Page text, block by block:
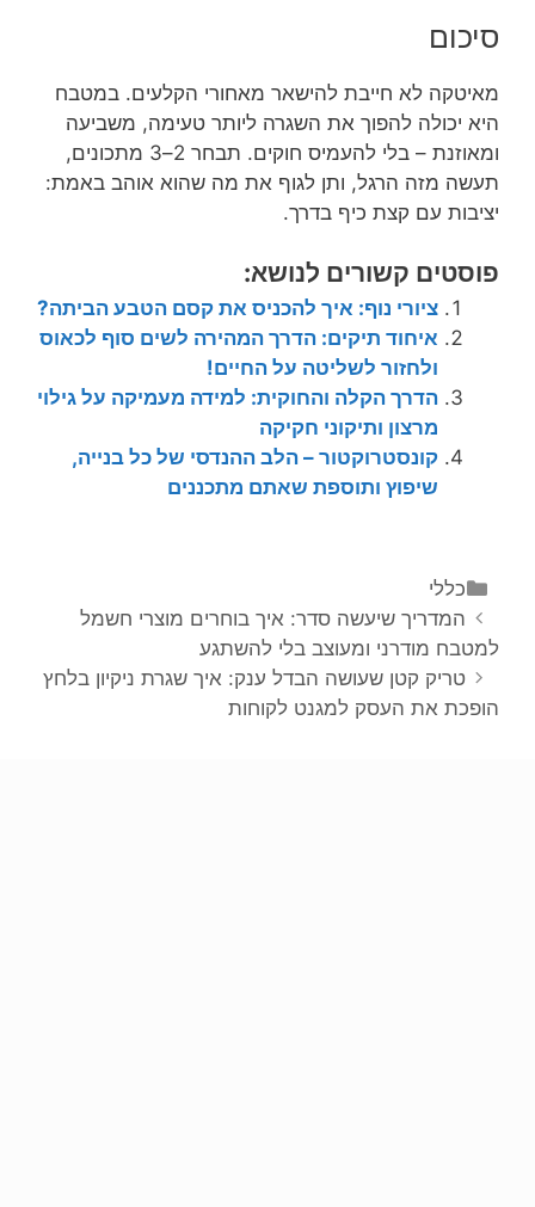
סיכום
מאיטקה לא חייבת להישאר מאחורי הקלעים. במטבח
היא יכולה להפוך את השגרה ליותר טעימה, משביעה
ומאוזנת – בלי להעמיס חוקים. תבחר 2–3 מתכונים,
תעשה מזה הרגל, ותן לגוף את מה שהוא אוהב באמת:
יציבות עם קצת כיף בדרך.
פוסטים קשורים לנושא:
ציורי נוף: איך להכניס את קסם הטבע הביתה?
איחוד תיקים: הדרך המהירה לשים סוף לכאוס
ולחזור לשליטה על החיים!
הדרך הקלה והחוקית: למידה מעמיקה על גילוי
מרצון ותיקוני חקיקה
קונסטרוקטור – הלב ההנדסי של כל בנייה,
שיפוץ ותוספת שאתם מתכננים
קטגוריות
כללי
ניווט
פוסטים
המדריך שיעשה סדר: איך בוחרים מוצרי חשמל
למטבח מודרני ומעוצב בלי להשתגע
טריק קטן שעושה הבדל ענק: איך שגרת ניקיון בלחץ
הופכת את העסק למגנט לקוחות